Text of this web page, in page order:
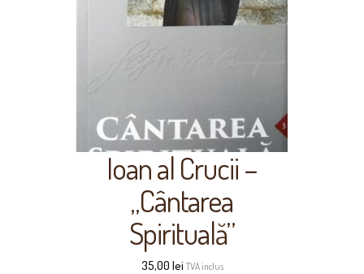
Ioan al Crucii –
„Cântarea
Spirituală”
35,00 lei TVA inclus